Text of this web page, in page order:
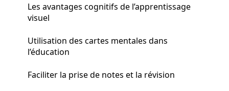
Les avantages cognitifs de l’apprentissage
visuel
Utilisation des cartes mentales dans
l’éducation
Faciliter la prise de notes et la révision